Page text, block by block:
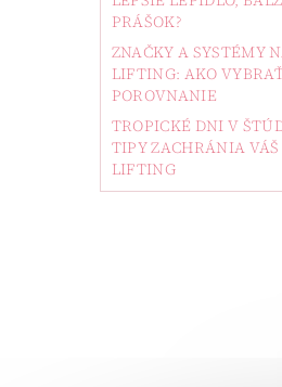
PRÁŠOK?
ZNAČKY A SYSTÉMY
LIFTING: AKO
POROVNANIE
TROPICKÉ DNI V
TIPY ZACHRÁNIA
LIFTING